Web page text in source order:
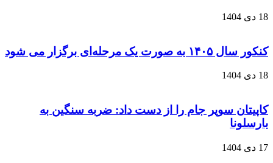
18 دی 1404
کنکور سال ۱۴۰۵ به صورت یک‌ مرحله‌ای برگزار می‌ شود
18 دی 1404
کاپیتان سوپر جام را از دست داد: ضربه سنگین به
بارسلونا
17 دی 1404